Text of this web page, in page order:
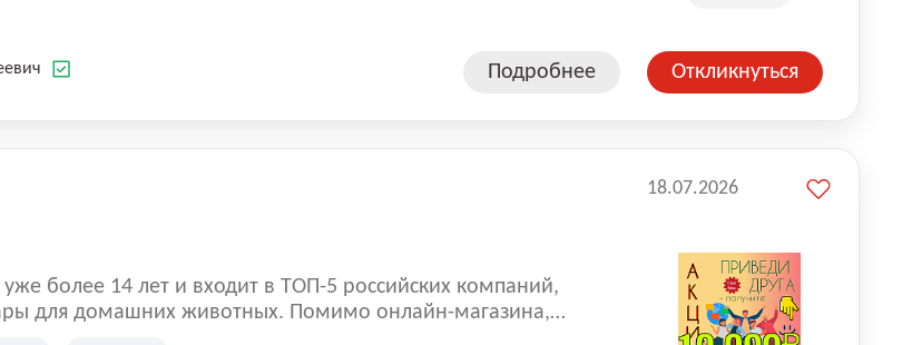
Подробнее Откликнуться
более 14 лет и входит в ТОП-5 российских компаний,
для домашних животных. Помимо онлайн-магазина,
18.07.2026